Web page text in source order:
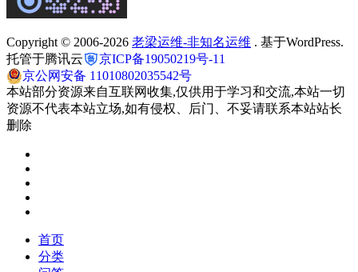
Copyright © 2006-2026 老梁运维-非知名运维 . 基于WordPress.
托管于腾讯云
京ICP备19050219号-11
京公网安备 11010802035542号
本站部分资源来自互联网收集,仅供用于学习和交流,本站一切
资源不代表本站立场,如有侵权、后门、不妥请联系本站站长
删除
首页
分类